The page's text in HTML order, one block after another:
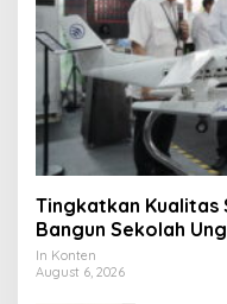
Tingkatkan Kualitas
Bangun Sekolah
Universitas Terbaik
In Konten
August 6, 2026